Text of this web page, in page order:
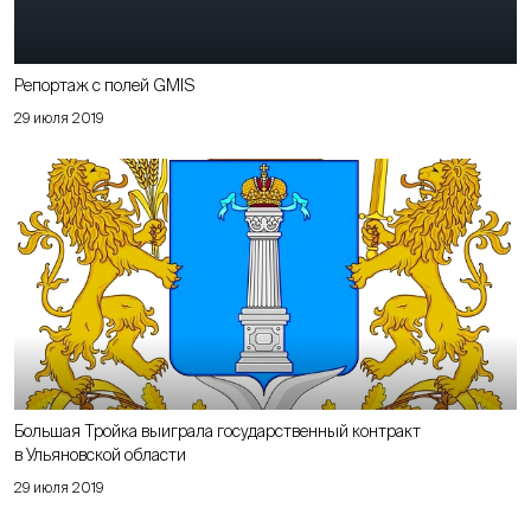
29 июля 2019
Репортаж с полей GMIS
29 июля 2019
Большая Тройка выиграла государственный контракт
в Ульяновской области